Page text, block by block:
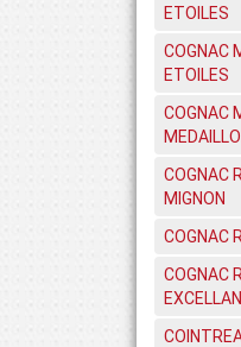
ETOILES
COGNAC
ETOILES
COGNAC
COGNAC
MIGNON
COGNAC
COGNAC